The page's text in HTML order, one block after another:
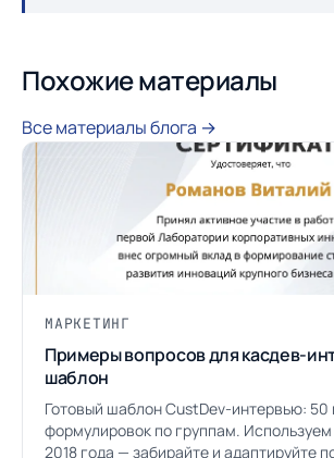
Похожие материалы
Все материалы блога →
МАРКЕТИНГ
Примеры вопросов для касдев-
шаблон
Готовый шаблон CustDev-интервью: 50
формулировок по группам. Используем
2018 года — забирайте и адаптируйте